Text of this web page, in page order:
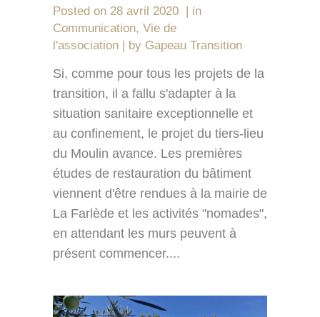
Posted on 28 avril 2020
in
Communication, Vie de
l'association
by Gapeau Transition
Si, comme pour tous les projets de la
transition, il a fallu s'adapter à la
situation sanitaire exceptionnelle et
au confinement, le projet du tiers-lieu
du Moulin avance. Les premières
études de restauration du bâtiment
viennent d'être rendues à la mairie de
La Farlède et les activités "nomades",
en attendant les murs peuvent à
présent commencer....